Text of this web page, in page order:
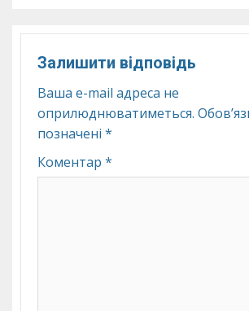
Залишити відповідь
Ваша e-mail адреса не
оприлюднюватиметься.
позначені *
Коментар *